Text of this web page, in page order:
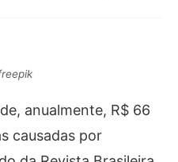
anualmente, R$ 66
causadas por